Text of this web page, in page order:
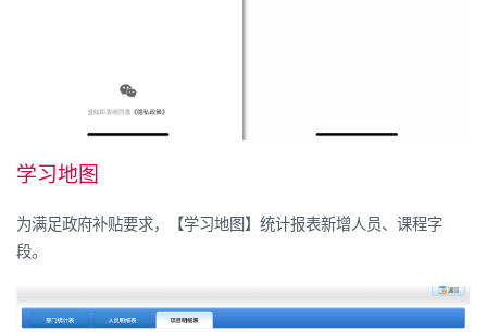
学习地图
为满足政府补贴要求，【学习地图】统计报表新增人员、课程字
段。